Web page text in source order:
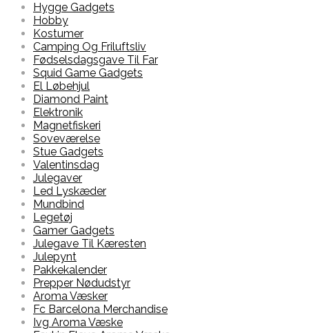
Hygge Gadgets
Hobby
Kostumer
Camping Og Friluftsliv
Fødselsdagsgave Til Far
Squid Game Gadgets
El Løbehjul
Diamond Paint
Elektronik
Magnetfiskeri
Soveværelse
Stue Gadgets
Valentinsdag
Julegaver
Led Lyskæder
Mundbind
Legetøj
Gamer Gadgets
Julegave Til Kæresten
Julepynt
Pakkekalender
Prepper Nødudstyr
Aroma Væsker
Fc Barcelona Merchandise
Ivg Aroma Væske